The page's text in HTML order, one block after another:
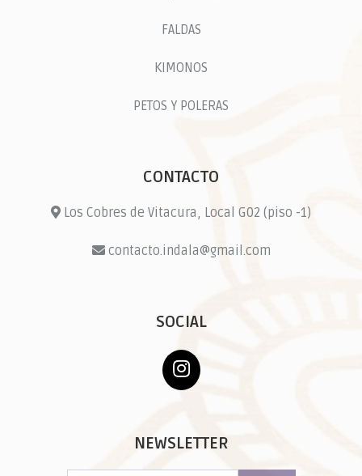
FALDAS
KIMONOS
PETOS Y POLERAS
CONTACTO
Los Cobres de Vitacura, Local G02 (piso -1)
contacto.indala@gmail.com
SOCIAL
NEWSLETTER